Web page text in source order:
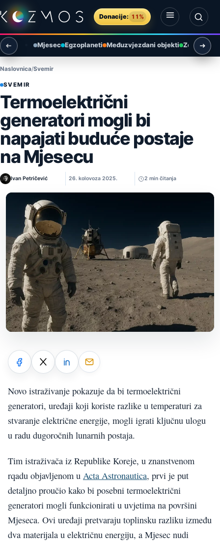
Preskoči na sadržaj
Donacije: 11%
Otvori izbornik
Otvori pretragu
Mjesec Egzoplaneti Međuzvjezdani objekti Zemlja i
Naslovnica Svemir
SVEMIR
Termoelektrični
generatori mogli bi
napajati buduće postaje
na Mjesecu
Ivan Petričević 26. kolovoza 2025. 2 min čitanja
Novo istraživanje pokazuje da bi termoelektrični
generatori, uređaji koji koriste razlike u temperaturi za
stvaranje električne energije, mogli igrati ključnu ulogu
u radu dugoročnih lunarnih postaja.
Tim istraživača iz Republike Koreje, u znanstvenom
rqadu objavljenom u Acta Astronautica, prvi je put
detaljno proučio kako bi posebni termoelektrični
generatori mogli funkcionirati u uvjetima na površini
Mjeseca. Ovi uređaji pretvaraju toplinsku razliku između
dva materijala u električnu energiju, a Mjesec nudi